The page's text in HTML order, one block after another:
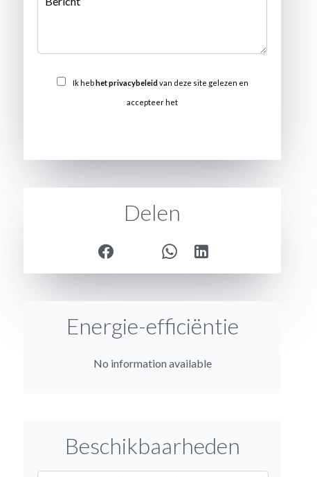
Ik hebhet privacybeleidvan deze site gelezen en
accepteer het
Delen
Energie-efficiëntie
No information available
Beschikbaarheden